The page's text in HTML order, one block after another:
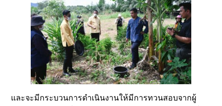
และจะมีกระบวนการดำเนินงานให้มีการทวนสอบจากผู้